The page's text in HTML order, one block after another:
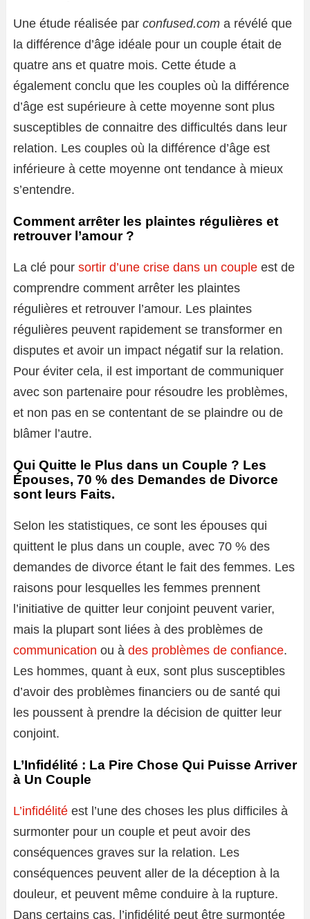
Une étude réalisée par confused.com a révélé que
la différence d’âge idéale pour un couple était de
quatre ans et quatre mois. Cette étude a
également conclu que les couples où la différence
d’âge est supérieure à cette moyenne sont plus
susceptibles de connaitre des difficultés dans leur
relation. Les couples où la différence d’âge est
inférieure à cette moyenne ont tendance à mieux
s’entendre.
Comment arrêter les plaintes régulières et
retrouver l’amour ?
La clé pour sortir d’une crise dans un couple est de
comprendre comment arrêter les plaintes
régulières et retrouver l’amour. Les plaintes
régulières peuvent rapidement se transformer en
disputes et avoir un impact négatif sur la relation.
Pour éviter cela, il est important de communiquer
avec son partenaire pour résoudre les problèmes,
et non pas en se contentant de se plaindre ou de
blâmer l’autre.
Qui Quitte le Plus dans un Couple ? Les
Épouses, 70 % des Demandes de Divorce
sont leurs Faits.
Selon les statistiques, ce sont les épouses qui
quittent le plus dans un couple, avec 70 % des
demandes de divorce étant le fait des femmes. Les
raisons pour lesquelles les femmes prennent
l’initiative de quitter leur conjoint peuvent varier,
mais la plupart sont liées à des problèmes de
communication ou à des problèmes de confiance.
Les hommes, quant à eux, sont plus susceptibles
d’avoir des problèmes financiers ou de santé qui
les poussent à prendre la décision de quitter leur
conjoint.
L’Infidélité : La Pire Chose Qui Puisse Arriver
à Un Couple
L’infidélité est l’une des choses les plus difficiles à
surmonter pour un couple et peut avoir des
conséquences graves sur la relation. Les
conséquences peuvent aller de la déception à la
douleur, et peuvent même conduire à la rupture.
Dans certains cas, l’infidélité peut être surmontée